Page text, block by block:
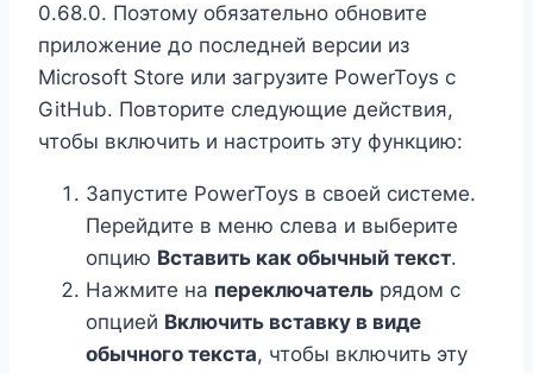
0.68.0. Поэтому обязательно обновите
приложение до последней версии из
Microsoft Store или загрузите PowerToys с
GitHub. Повторите следующие действия,
чтобы включить и настроить эту функцию:
Запустите PowerToys в своей системе.
Перейдите в меню слева и выберите
опцию Вставить как обычный текст.
Нажмите на переключатель рядом с
опцией Включить вставку в виде
обычного текста, чтобы включить эту